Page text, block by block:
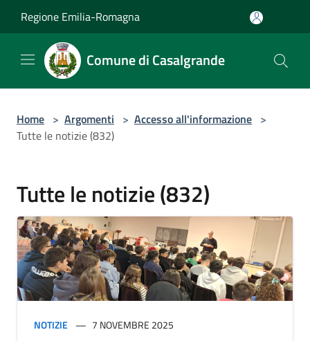
Regione Emilia-Romagna
Comune di Casalgrande
Home > Argomenti > Accesso all'informazione >
Tutte le notizie (832)
Tutte le notizie (832)
NOTIZIE 7 NOVEMBRE 2025